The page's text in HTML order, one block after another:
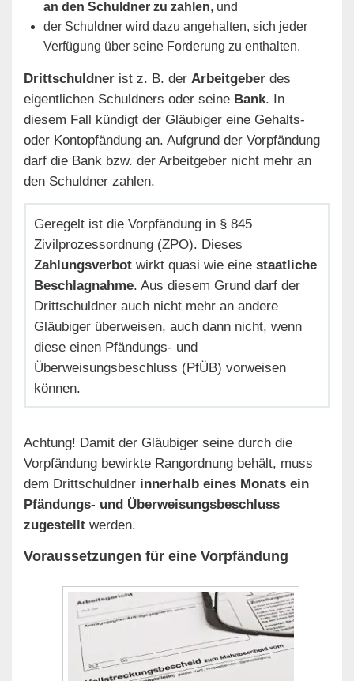
an den Schuldner zu zahlen, und
der Schuldner wird dazu angehalten, sich jeder
Verfügung über seine Forderung zu enthalten.
Drittschuldner ist z. B. der Arbeitgeber des
eigentlichen Schuldners oder seine Bank. In
diesem Fall kündigt der Gläubiger eine Gehalts-
oder Kontopfändung an. Aufgrund der Vorpfändung
darf die Bank bzw. der Arbeitgeber nicht mehr an
den Schuldner zahlen.
Geregelt ist die Vorpfändung in § 845
Zivilprozessordnung (ZPO). Dieses
Zahlungsverbot wirkt quasi wie eine staatliche
Beschlagnahme. Aus diesem Grund darf der
Drittschuldner auch nicht mehr an andere
Gläubiger überweisen, auch dann nicht, wenn
diese einen Pfändungs- und
Überweisungsbeschluss (PfÜB) vorweisen
können.
Achtung! Damit der Gläubiger seine durch die
Vorpfändung bewirkte Rangordnung behält, muss
dem Drittschuldner innerhalb eines Monats ein
Pfändungs- und Überweisungsbeschluss
zugestellt werden.
Voraussetzungen für eine Vorpfändung